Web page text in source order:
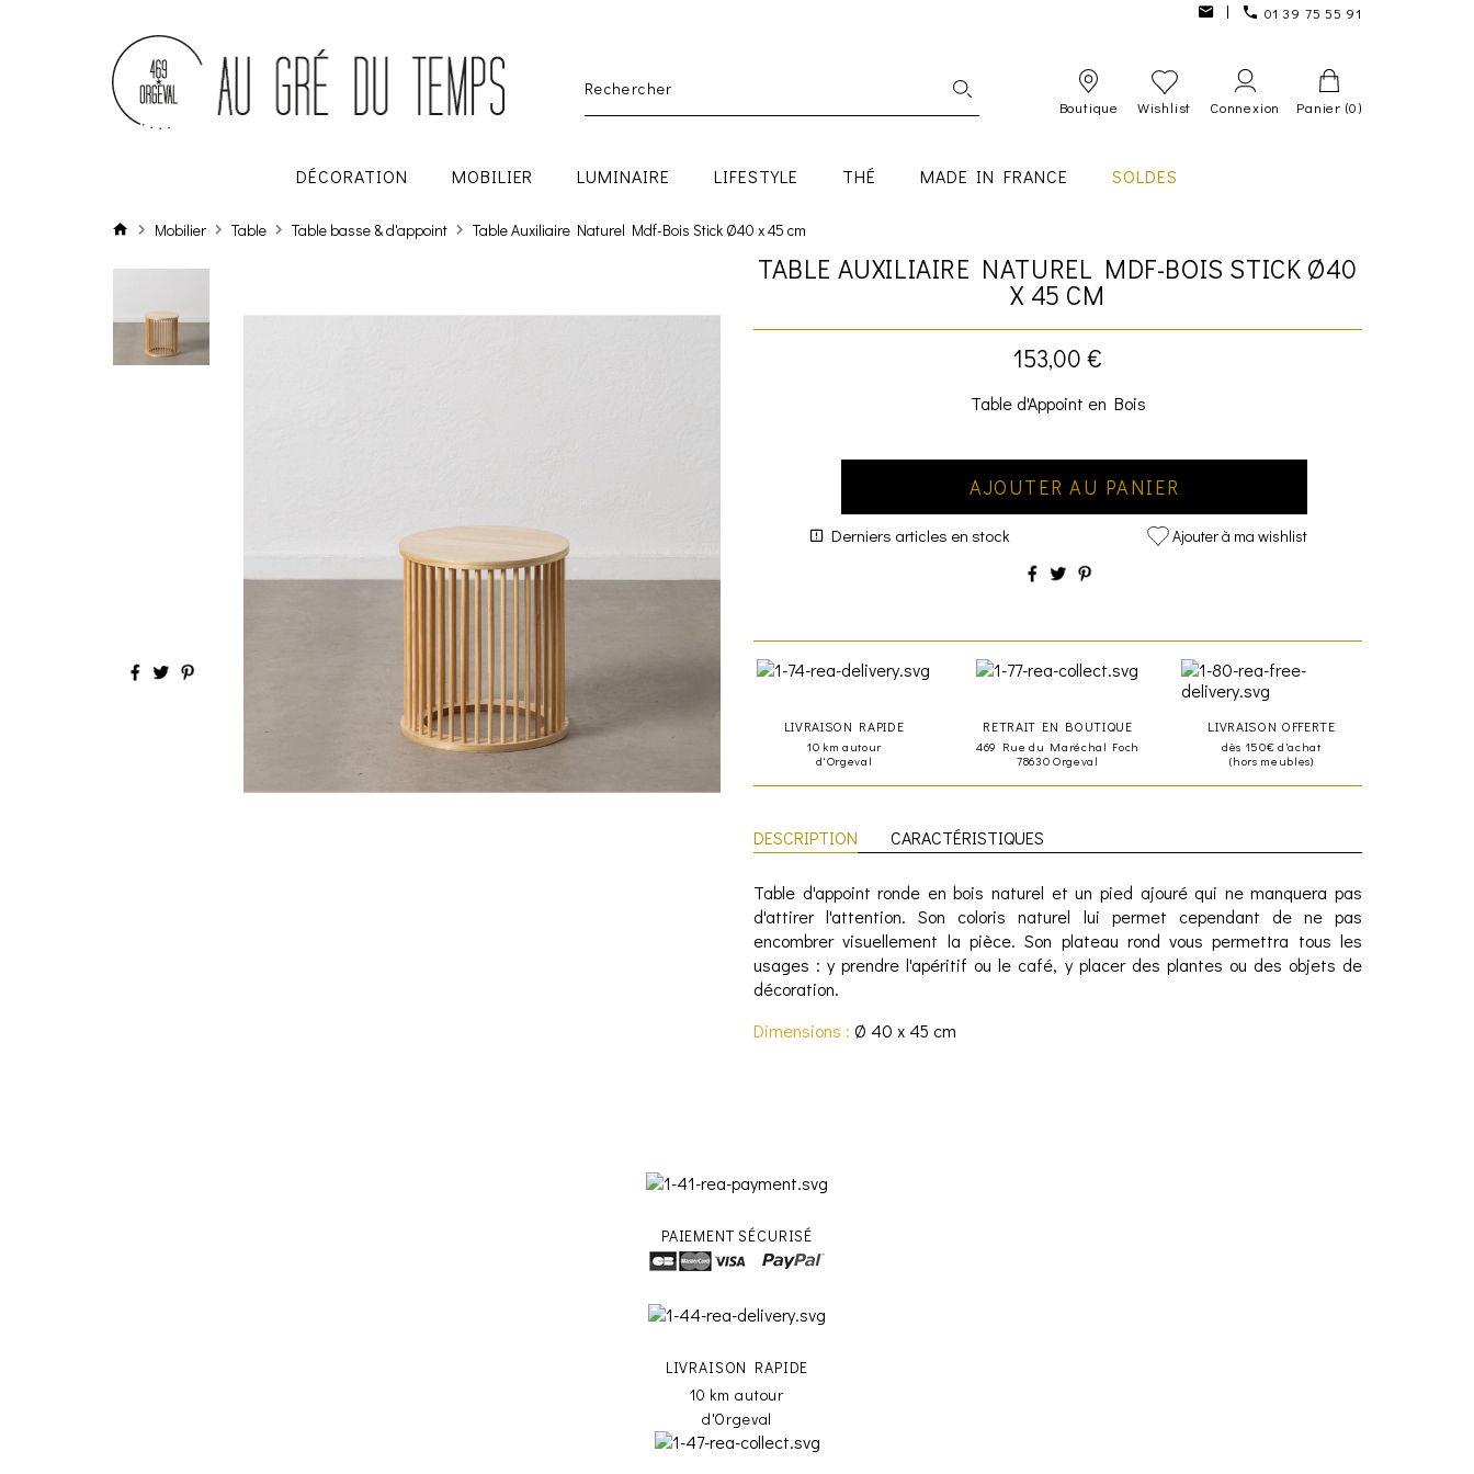
01 39 75 55 91
Boutique Wishlist Connexion Panier (0)
DÉCORATION MOBILIER LUMINAIRE LIFESTYLE THÉ MADE IN FRANCE SOLDES
Mobilier Table Table basse & d'appoint Table Auxiliaire Naturel Mdf-Bois Stick Ø40 x 45 cm
TABLE AUXILIAIRE NATUREL MDF-BOIS STICK Ø40
X 45 CM
153,00 €
Table d'Appoint en Bois
AJOUTER AU PANIER
Derniers articles en stock Ajouter à ma wishlist
LIVRAISON RAPIDE
10 km autour
d'Orgeval
RETRAIT EN BOUTIQUE
469 Rue du Maréchal Foch
78630 Orgeval
LIVRAISON OFFERTE
dès 150€ d'achat
(hors meubles)
DESCRIPTION CARACTÉRISTIQUES
Table d'appoint ronde en bois naturel et un pied ajouré qui ne manquera pas
d'attirer l'attention. Son coloris naturel lui permet cependant de ne pas
encombrer visuellement la pièce. Son plateau rond vous permettra tous les
usages : y prendre l'apéritif ou le café, y placer des plantes ou des objets de
décoration.
Dimensions : Ø 40 x 45 cm
PAIEMENT SÉCURISÉ
LIVRAISON RAPIDE
10 km autour
d'Orgeval